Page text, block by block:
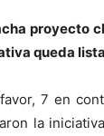
proyecto
queda
7 en
la